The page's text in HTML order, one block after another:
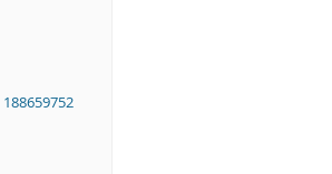
188659752